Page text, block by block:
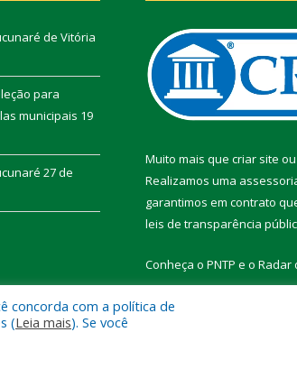
de Vitória
para
municipais 19
27 de
Muito mais que criar site ou
Realizamos uma
garantimos em contrato
leis de transparência
Conheça o PNTP e o Radar
concorda com a política de
(Leia mais). Se você